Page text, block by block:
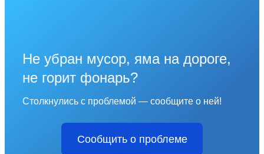
Не убран мусор, яма на дороге,
не горит фонарь?
Столкнулись с проблемой — сообщите о ней!
Сообщить о проблеме